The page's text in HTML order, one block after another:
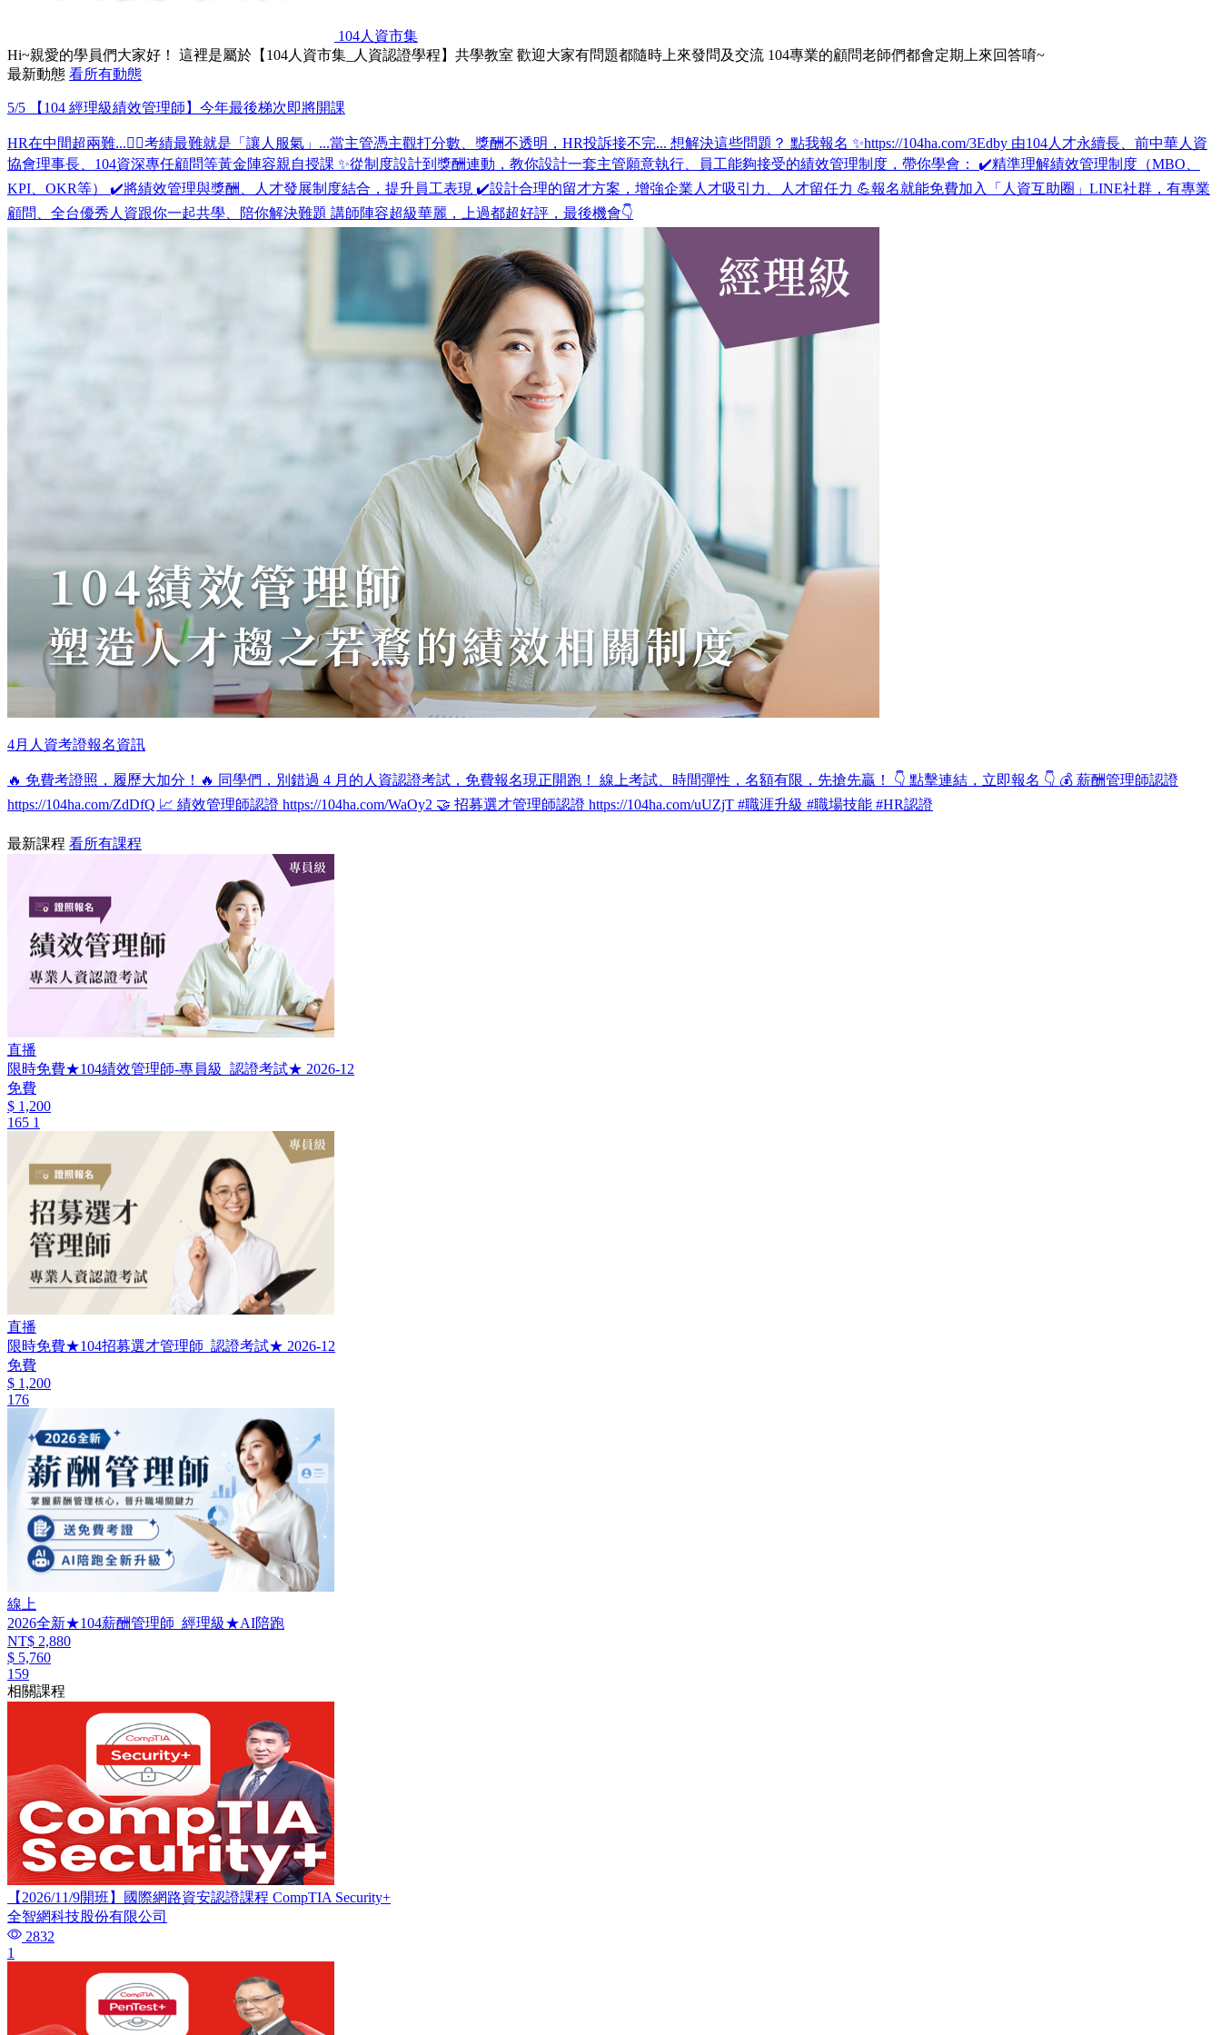
104人資市集
Hi~親愛的學員們大家好！ 這裡是屬於【104人資市集_人資認證學程】共學教室 歡迎大家有問題都隨時上來發問及交流 104專業的顧問老師們都會定期上來回答唷~
最新動態 看所有動態
5/5 【104 經理級績效管理師】今年最後梯次即將開課
HR在中間超兩難...😵‍💫考績最難就是「讓人服氣」...當主管憑主觀打分數、獎酬不透明，HR投訴接不完... 想解決這些問題？ 點我報名 ✨https://104ha.com/3Edby 由104人才永續長、前中華人資
協會理事長、104資深專任顧問等黃金陣容親自授課 ✨從制度設計到獎酬連動，教你設計一套主管願意執行、員工能夠接受的績效管理制度，帶你學會： ✔️精準理解績效管理制度（MBO、
KPI、OKR等） ✔️將績效管理與獎酬、人才發展制度結合，提升員工表現 ✔️設計合理的留才方案，增強企業人才吸引力、人才留任力 💪報名就能免費加入「人資互助圈」LINE社群，有專業
顧問、全台優秀人資跟你一起共學、陪你解決難題 講師陣容超級華麗，上過都超好評，最後機會👇
4月人資考證報名資訊
🔥 免費考證照，履歷大加分！🔥 同學們，別錯過 4 月的人資認證考試，免費報名現正開跑！ 線上考試、時間彈性，名額有限，先搶先贏！ 👇 點擊連結，立即報名 👇 💰 薪酬管理師認證
https://104ha.com/ZdDfQ 📈 績效管理師認證 https://104ha.com/WaOy2 🤝 招募選才管理師認證 https://104ha.com/uUZjT #職涯升級 #職場技能 #HR認證
最新課程 看所有課程
直播
限時免費★104績效管理師-專員級_認證考試★ 2026-12
免費
$ 1,200
165 1
直播
限時免費★104招募選才管理師_認證考試★ 2026-12
免費
$ 1,200
176
線上
2026全新★104薪酬管理師_經理級★AI陪跑
NT$ 2,880
$ 5,760
159
相關課程
【2026/11/9開班】國際網路資安認證課程 CompTIA Security+
全智網科技股份有限公司
2832
1